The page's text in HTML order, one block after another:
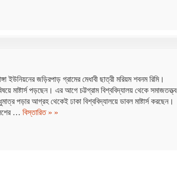
ইউনিয়নের জড়িরপাড় গ্রামের মেধাবী ছাত্রী মরিয়ম শবনম রিমি।
মাষ্টার্স পড়ছেন। এর আগে চট্টগ্রাম বিশ্ববিদ্যালয় থেকে সমাজতত্ত্ব
পড়ার আগ্রহ থেকেই ঢাকা বিশ্ববিদ্যালয়ে ডাবল মাষ্টার্স করছেন।
… বিস্তারিত » »